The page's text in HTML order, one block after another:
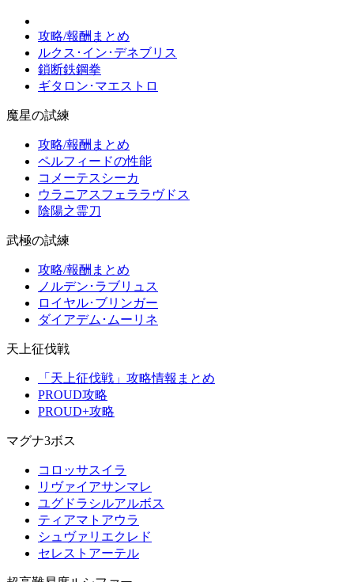
攻略/報酬まとめ
ルクス･イン･デネブリス
鎖断鉄鋼拳
ギタロン･マエストロ
魔星の試練
攻略/報酬まとめ
ペルフィードの性能
コメーテスシーカ
ウラニアスフェララヴドス
陰陽之霊刀
武極の試練
攻略/報酬まとめ
ノルデン･ラブリュス
ロイヤル･ブリンガー
ダイアデム･ムーリネ
天上征伐戦
「天上征伐戦」攻略情報まとめ
PROUD攻略
PROUD+攻略
マグナ3ボス
コロッサスイラ
リヴァイアサンマレ
ユグドラシルアルボス
ティアマトアウラ
シュヴァリエクレド
セレストアーテル